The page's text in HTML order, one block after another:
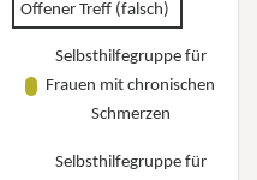
Offener Treff (falsch)
Selbsthilfegruppe für
Frauen mit chronischen
Schmerzen
Selbsthilfegruppe für